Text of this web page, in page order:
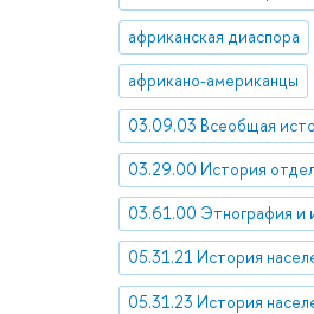
африканская диаспора
африкано-американцы